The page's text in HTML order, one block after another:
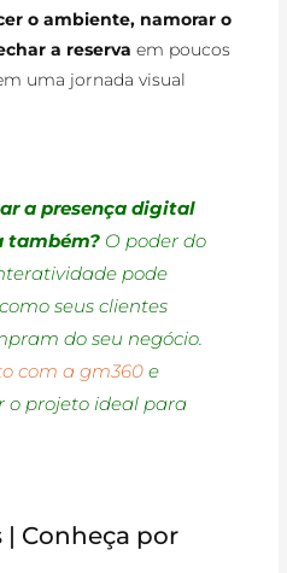
o ambiente, namorar o
a reserva em poucos
uma jornada visual
a presença digital
também? O poder do
pode
seus clientes
do seu negócio.
com a gm360 e
o projeto ideal para
| Conheça por